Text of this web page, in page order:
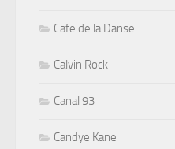
Cafe de la Danse
Calvin Rock
Canal 93
Candye Kane